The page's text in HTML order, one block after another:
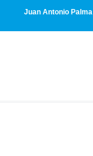
Juan Antonio Palma